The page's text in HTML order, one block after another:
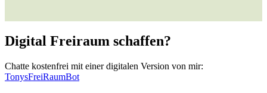
Digital Freiraum schaffen?
Chatte kostenfrei mit einer digitalen Version von mir:
TonysFreiRaumBot